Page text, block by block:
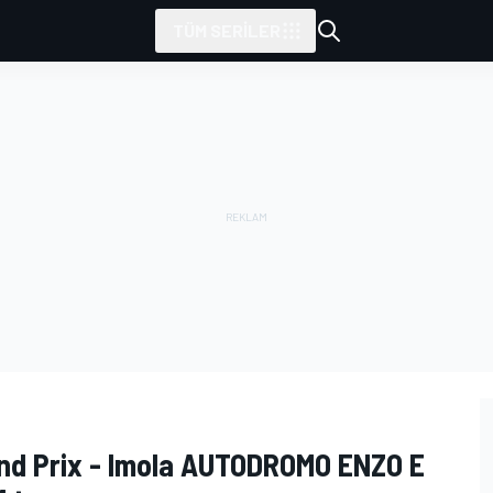
Prix - Imola AUTODROMO ENZO E